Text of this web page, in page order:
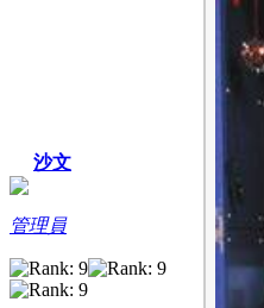
沙文
管理員